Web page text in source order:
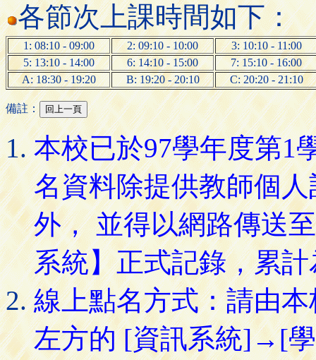
各節次上課時間如下：
1: 08:10 - 09:00 2: 09:10 - 10:00
3: 10:10 - 11:00
5: 13:10 - 14:00
6: 14:10 - 15:00
7: 15:10 - 16:00
A: 18:30 - 19:20
B: 19:20 - 20:10 C: 20:20 - 21:10
備註：
本校已於97學年度第1
名資料除提供教師個
外， 並得以網路傳送
系統】正式記錄，累
線上點名方式：請由
左方的 [資訊系統]→[